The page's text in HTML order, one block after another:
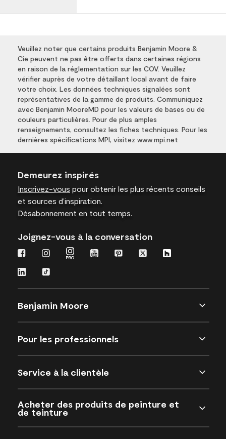
Veuillez noter que certains produits Benjamin Moore &
Cie peuvent ne pas être offerts dans certaines régions
en raison de la réglementation sur les COV. Veuillez
vérifier auprès de votre détaillant local avant de faire
votre choix. Les données techniques signalées sont
représentatives de la gamme de produits. Communiquez
avec Benjamin MooreMD pour les valeurs de bases ou de
couleurs particulières. Pour de plus amples
renseignements, consultez les fiches techniques. Pour les
dernières spécifications MPI, visitez www.mpi.net
Demeurez inspirés
Inscrivez-vous pour obtenir les plus récents conseils
et sources d’inspiration.
Désabonnement en tout temps.
Joignez-vous à la conversation
Benjamin Moore
Pour les professionnels
Service à la clientèle
Acheter des produits de peinture et
de teinture